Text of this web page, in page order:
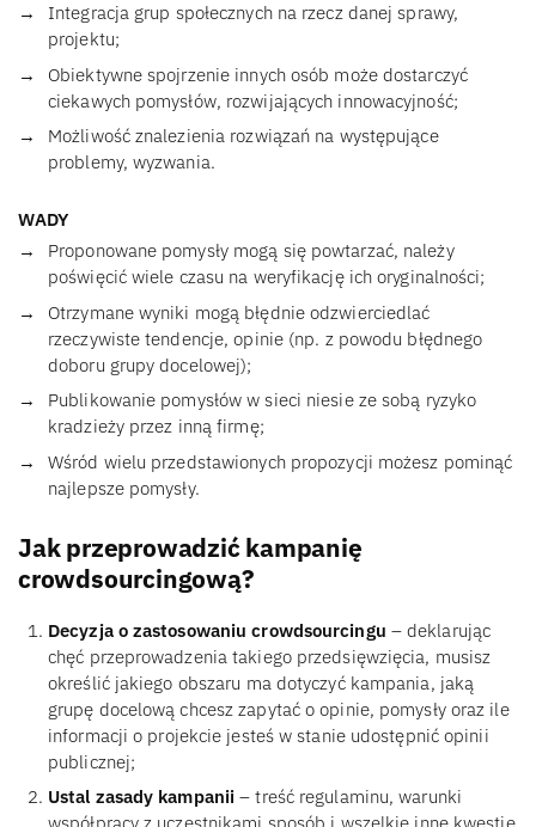
Integracja grup społecznych na rzecz danej sprawy,
projektu;
Obiektywne spojrzenie innych osób może dostarczyć
ciekawych pomysłów, rozwijających innowacyjność;
Możliwość znalezienia rozwiązań na występujące
problemy, wyzwania.
WADY
Proponowane pomysły mogą się powtarzać, należy
poświęcić wiele czasu na weryfikację ich oryginalności;
Otrzymane wyniki mogą błędnie odzwierciedlać
rzeczywiste tendencje, opinie (np. z powodu błędnego
doboru grupy docelowej);
Publikowanie pomysłów w sieci niesie ze sobą ryzyko
kradzieży przez inną firmę;
Wśród wielu przedstawionych propozycji możesz pominąć
najlepsze pomysły.
Jak przeprowadzić kampanię
crowdsourcingową?
Decyzja o zastosowaniu crowdsourcingu – deklarując
chęć przeprowadzenia takiego przedsięwzięcia, musisz
określić jakiego obszaru ma dotyczyć kampania, jaką
grupę docelową chcesz zapytać o opinie, pomysły oraz ile
informacji o projekcie jesteś w stanie udostępnić opinii
publicznej;
Ustal zasady kampanii – treść regulaminu, warunki